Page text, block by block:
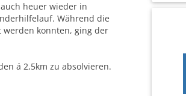
heuer wieder in
Während die
werden konnten, ging der
á 2,5km zu absolvieren.